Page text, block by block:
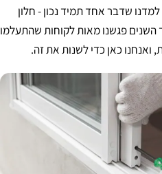
שדבר אחד תמיד נכון - חלון
השנים פגשנו מאות לקוחות שהתעלמו
ואנחנו כאן כדי לשנות את זה.